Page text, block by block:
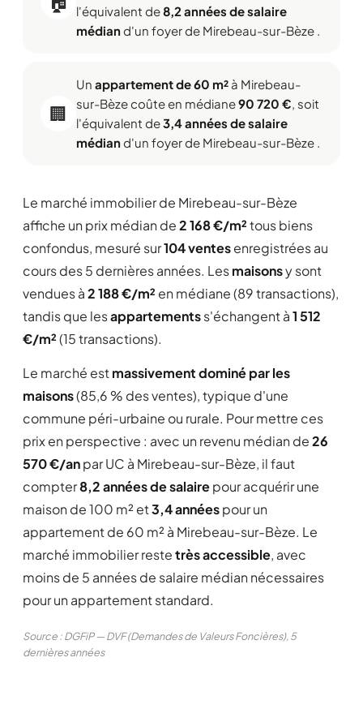
l'équivalent de8,2 années de salaire
médiand'un foyer de Mirebeau-sur-Bèze .
🏢
Un appartement de 60 m² à Mirebeau-
sur-Bèze coûte en médiane90 720 €, soit
l'équivalent de3,4 années de salaire
médiand'un foyer de Mirebeau-sur-Bèze .
Le marché immobilier de Mirebeau-sur-Bèze
affiche un prix médian de2 168 €/m²tous biens
confondus, mesuré sur104 ventesenregistrées au
cours des 5 dernières années. Lesmaisonsy sont
vendues à2 188 €/m² en médiane (89 transactions),
tandis que lesappartementss'échangent à1 512
€/m²(15 transactions).
Le marché estmassivement dominé par les
maisons(85,6 % des ventes), typique d'une
commune péri-urbaine ou rurale. Pour mettre ces
prix en perspective : avec un revenu médian de26
570 €/anpar UC à Mirebeau-sur-Bèze, il faut
compter8,2 années de salairepour acquérir une
maison de 100 m² et3,4 annéespour un
appartement de 60 m² à Mirebeau-sur-Bèze. Le
marché immobilier restetrès accessible, avec
moins de 5 années de salaire médian nécessaires
pour un appartement standard.
Source : DGFiP — DVF (Demandes de Valeurs Foncières), 5
dernières années